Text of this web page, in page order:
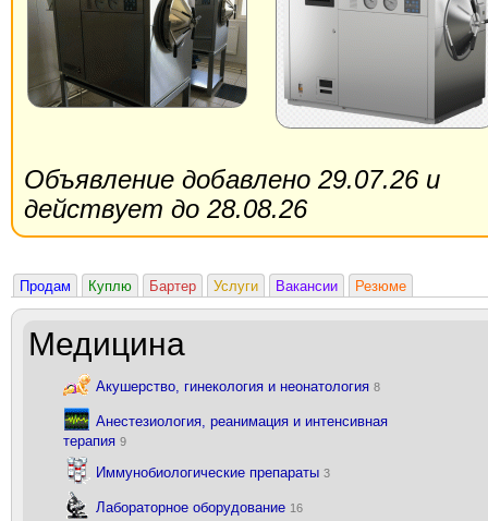
Объявление добавлено 29.07.26 и
действует до 28.08.26
Продам Куплю Бартер Услуги Вакансии Резюме
Медицина
Акушерство, гинекология и неонатология 8
Анестезиология, реанимация и интенсивная
терапия 9
Иммунобиологические препараты 3
Лабораторное оборудование 16